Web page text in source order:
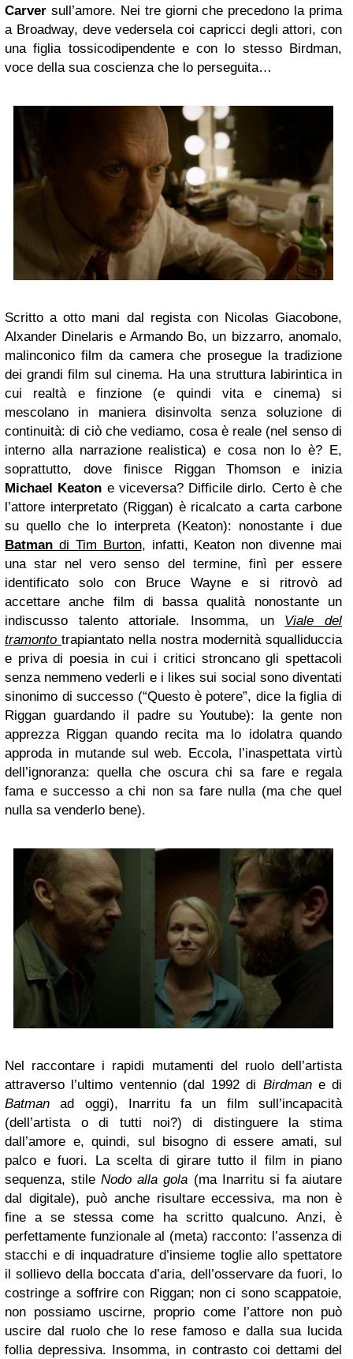
Carver sull’amore. Nei tre giorni che precedono la prima
a Broadway, deve vedersela coi capricci degli attori, con
una figlia tossicodipendente e con lo stesso Birdman,
voce della sua coscienza che lo perseguita…
Scritto a otto mani dal regista con Nicolas Giacobone,
Alxander Dinelaris e Armando Bo, un bizzarro, anomalo,
malinconico film da camera che prosegue la tradizione
dei grandi film sul cinema. Ha una struttura labirintica in
cui realtà e finzione (e quindi vita e cinema) si
mescolano in maniera disinvolta senza soluzione di
continuità: di ciò che vediamo, cosa è reale (nel senso di
interno alla narrazione realistica) e cosa non lo è? E,
soprattutto, dove finisce Riggan Thomson e inizia
Michael Keaton e viceversa? Difficile dirlo. Certo è che
l’attore interpretato (Riggan) è ricalcato a carta carbone
su quello che lo interpreta (Keaton): nonostante i due
Batman di Tim Burton, infatti, Keaton non divenne mai
una star nel vero senso del termine, finì per essere
identificato solo con Bruce Wayne e si ritrovò ad
accettare anche film di bassa qualità nonostante un
indiscusso talento attoriale. Insomma, un Viale del
tramonto trapiantato nella nostra modernità squalliduccia
e priva di poesia in cui i critici stroncano gli spettacoli
senza nemmeno vederli e i likes sui social sono diventati
sinonimo di successo (“Questo è potere”, dice la figlia di
Riggan guardando il padre su Youtube): la gente non
apprezza Riggan quando recita ma lo idolatra quando
approda in mutande sul web. Eccola, l’inaspettata virtù
dell’ignoranza: quella che oscura chi sa fare e regala
fama e successo a chi non sa fare nulla (ma che quel
nulla sa venderlo bene).
Nel raccontare i rapidi mutamenti del ruolo dell’artista
attraverso l’ultimo ventennio (dal 1992 di Birdman e di
Batmanad oggi), Inarritu fa un film sull’incapacità
(dell’artista o di tutti noi?) di distinguere la stima
dall’amore e, quindi, sul bisogno di essere amati, sul
palco e fuori. La scelta di girare tutto il film in piano
sequenza, stileNodo alla gola (ma Inarritu si fa aiutare
dal digitale), può anche risultare eccessiva, ma non è
fine a se stessa come ha scritto qualcuno. Anzi, è
perfettamente funzionale al (meta) racconto: l’assenza di
stacchi e di inquadrature d’insieme toglie allo spettatore
il sollievo della boccata d’aria, dell’osservare da fuori, lo
costringe a soffrire con Riggan; non ci sono scappatoie,
non possiamo uscirne, proprio come l’attore non può
uscire dal ruolo che lo rese famoso e dalla sua lucida
follia depressiva. Insomma, in contrasto coi dettami del